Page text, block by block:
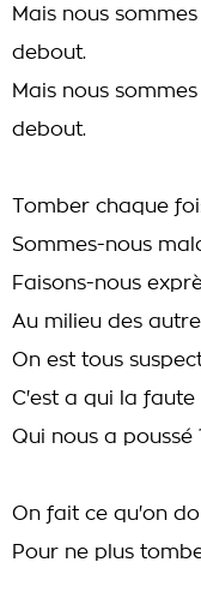
Mais nous
debout.
Mais nous
debout.
Tomber chaque
Sommes-nous
Faisons-nous
Au milieu des
On est tous
C'est a qui la faute
Qui nous a poussé
On fait ce qu'on
Pour ne plus